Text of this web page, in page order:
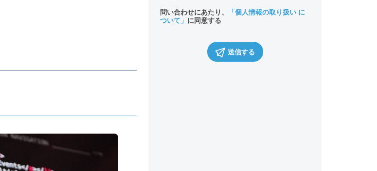
問い合わせにあたり、
「個人情報の取り扱い に
ついて」 に同意する
送信する